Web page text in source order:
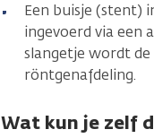
Een buisje (stent)
ingevoerd via een
slangetje wordt
röntgenafdeling.
Wat kun je zelf